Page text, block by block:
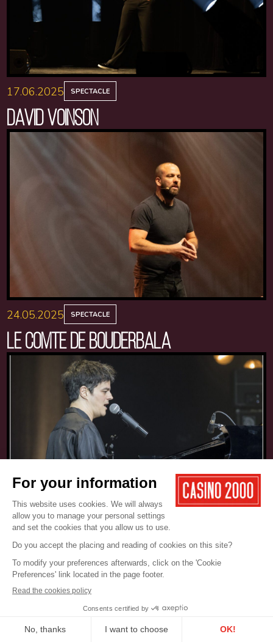
17.06.2025 SPECTACLE
DAVID VOINSON
24.05.2025 SPECTACLE
LE COMTE DE BOUDERBALA
JAMIE CULLUM